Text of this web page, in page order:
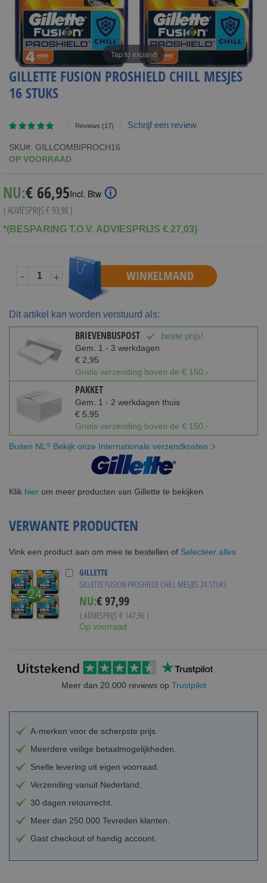
Tap to expand
GILLETTE FUSION PROSHIELD CHILL MESJES
16 STUKS
Waardering:
Reviews (17) Schrijf een review
SKU
GILLCOMBIPROCH16
OP VOORRAAD
NU: Special
Price
€ 66,95Incl. Btw
( ADVIESPRIJS€ 93,98)
*(BESPARING T.O.V. ADVIESPRIJS € 27,03)
- + WINKELMAND
Dit artikel kan worden verstuurd als:
BRIEVENBUSPOST beste prijs!
Gem. 1 - 3 werkdagen
€ 2,95
Gratis verzending boven de € 150,-
PAKKET
Gem. 1 - 2 werkdagen thuis
€ 5,95
Gratis verzending boven de € 150,-
Buiten NL? Bekijk onze Internationale verzendkosten
Klik hier om meer producten van Gillette te bekijken
VERWANTE PRODUCTEN
Vink een product aan om mee te bestellen of Selecteer alles
GILLETTE
GILLETTE FUSION PROSHIELD CHILL MESJES 24 STUKS
NU:Special
Price
€ 97,99
( ADVIESPRIJS € 147,96 )
Op voorraad
Meer dan 20.000 reviews op Trustpilot
A-merken voor de scherpste prijs.
Meerdere veilige betaalmogelijkheden.
Snelle levering uit eigen voorraad.
Verzending vanuit Nederland.
30 dagen retourrecht.
Meer dan 250.000 Tevreden klanten.
Gast checkout of handig account.